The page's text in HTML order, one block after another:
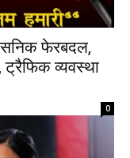
फेरबदल,
ट्रैफिक व्यवस्था
0